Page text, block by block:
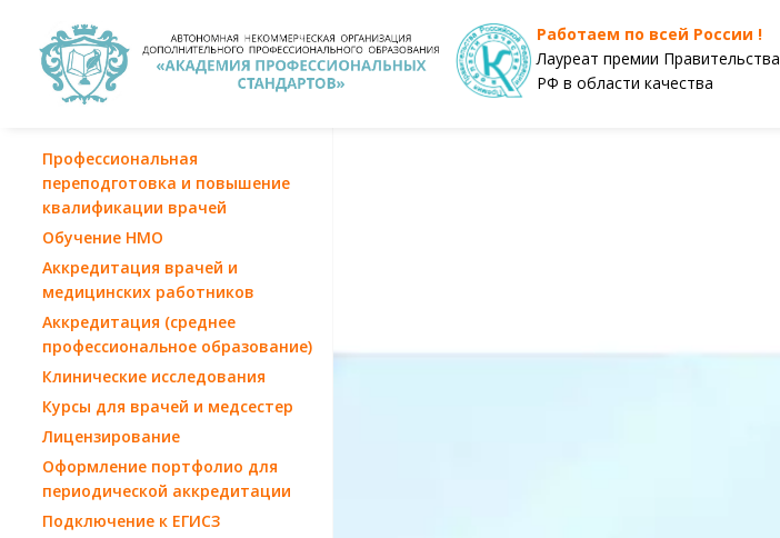
Профессиональная
переподготовка и повышение
квалификации врачей
Обучение НМО
Аккредитация врачей и
медицинских работников
Аккредитация (среднее
профессиональное образование)
Клинические исследования
Курсы для врачей и медсестер
Лицензирование
Оформление портфолио для
периодической аккредитации
Подключение к ЕГИСЗ
Работаем по всей России !
Лауреат премии Правительства
РФ в области качества